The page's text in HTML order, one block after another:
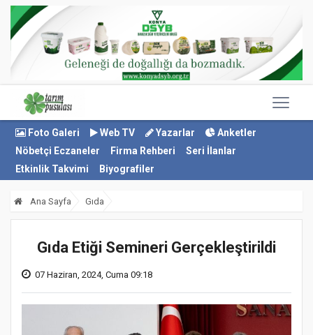
Foto Galeri Web TV Yazarlar
Anketler
Nöbetçi Eczaneler
Firma Rehberi
Seri İlanlar
Etkinlik Takvimi
Biyografiler
Ana Sayfa Gıda
Gıda Etiği Semineri Gerçekleştirildi
07 Haziran, 2024, Cuma 09:18